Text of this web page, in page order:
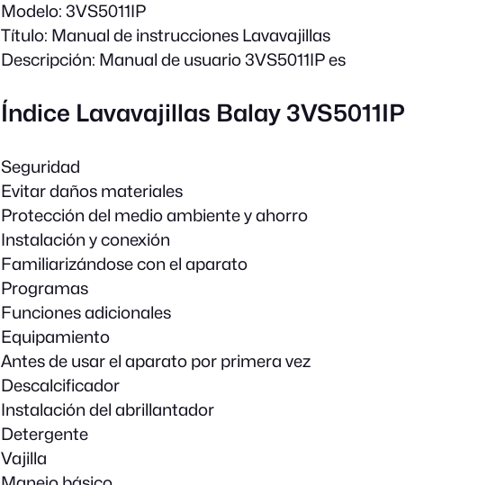
Modelo: 3VS5011IP
Título: Manual de instrucciones Lavavajillas
Descripción: Manual de usuario 3VS5011IP es
Índice Lavavajillas Balay 3VS5011IP
Seguridad
Evitar daños materiales
Protección del medio ambiente y ahorro
Instalación y conexión
Familiarizándose con el aparato
Programas
Funciones adicionales
Equipamiento
Antes de usar el aparato por primera vez
Descalcificador
Instalación del abrillantador
Detergente
Vajilla